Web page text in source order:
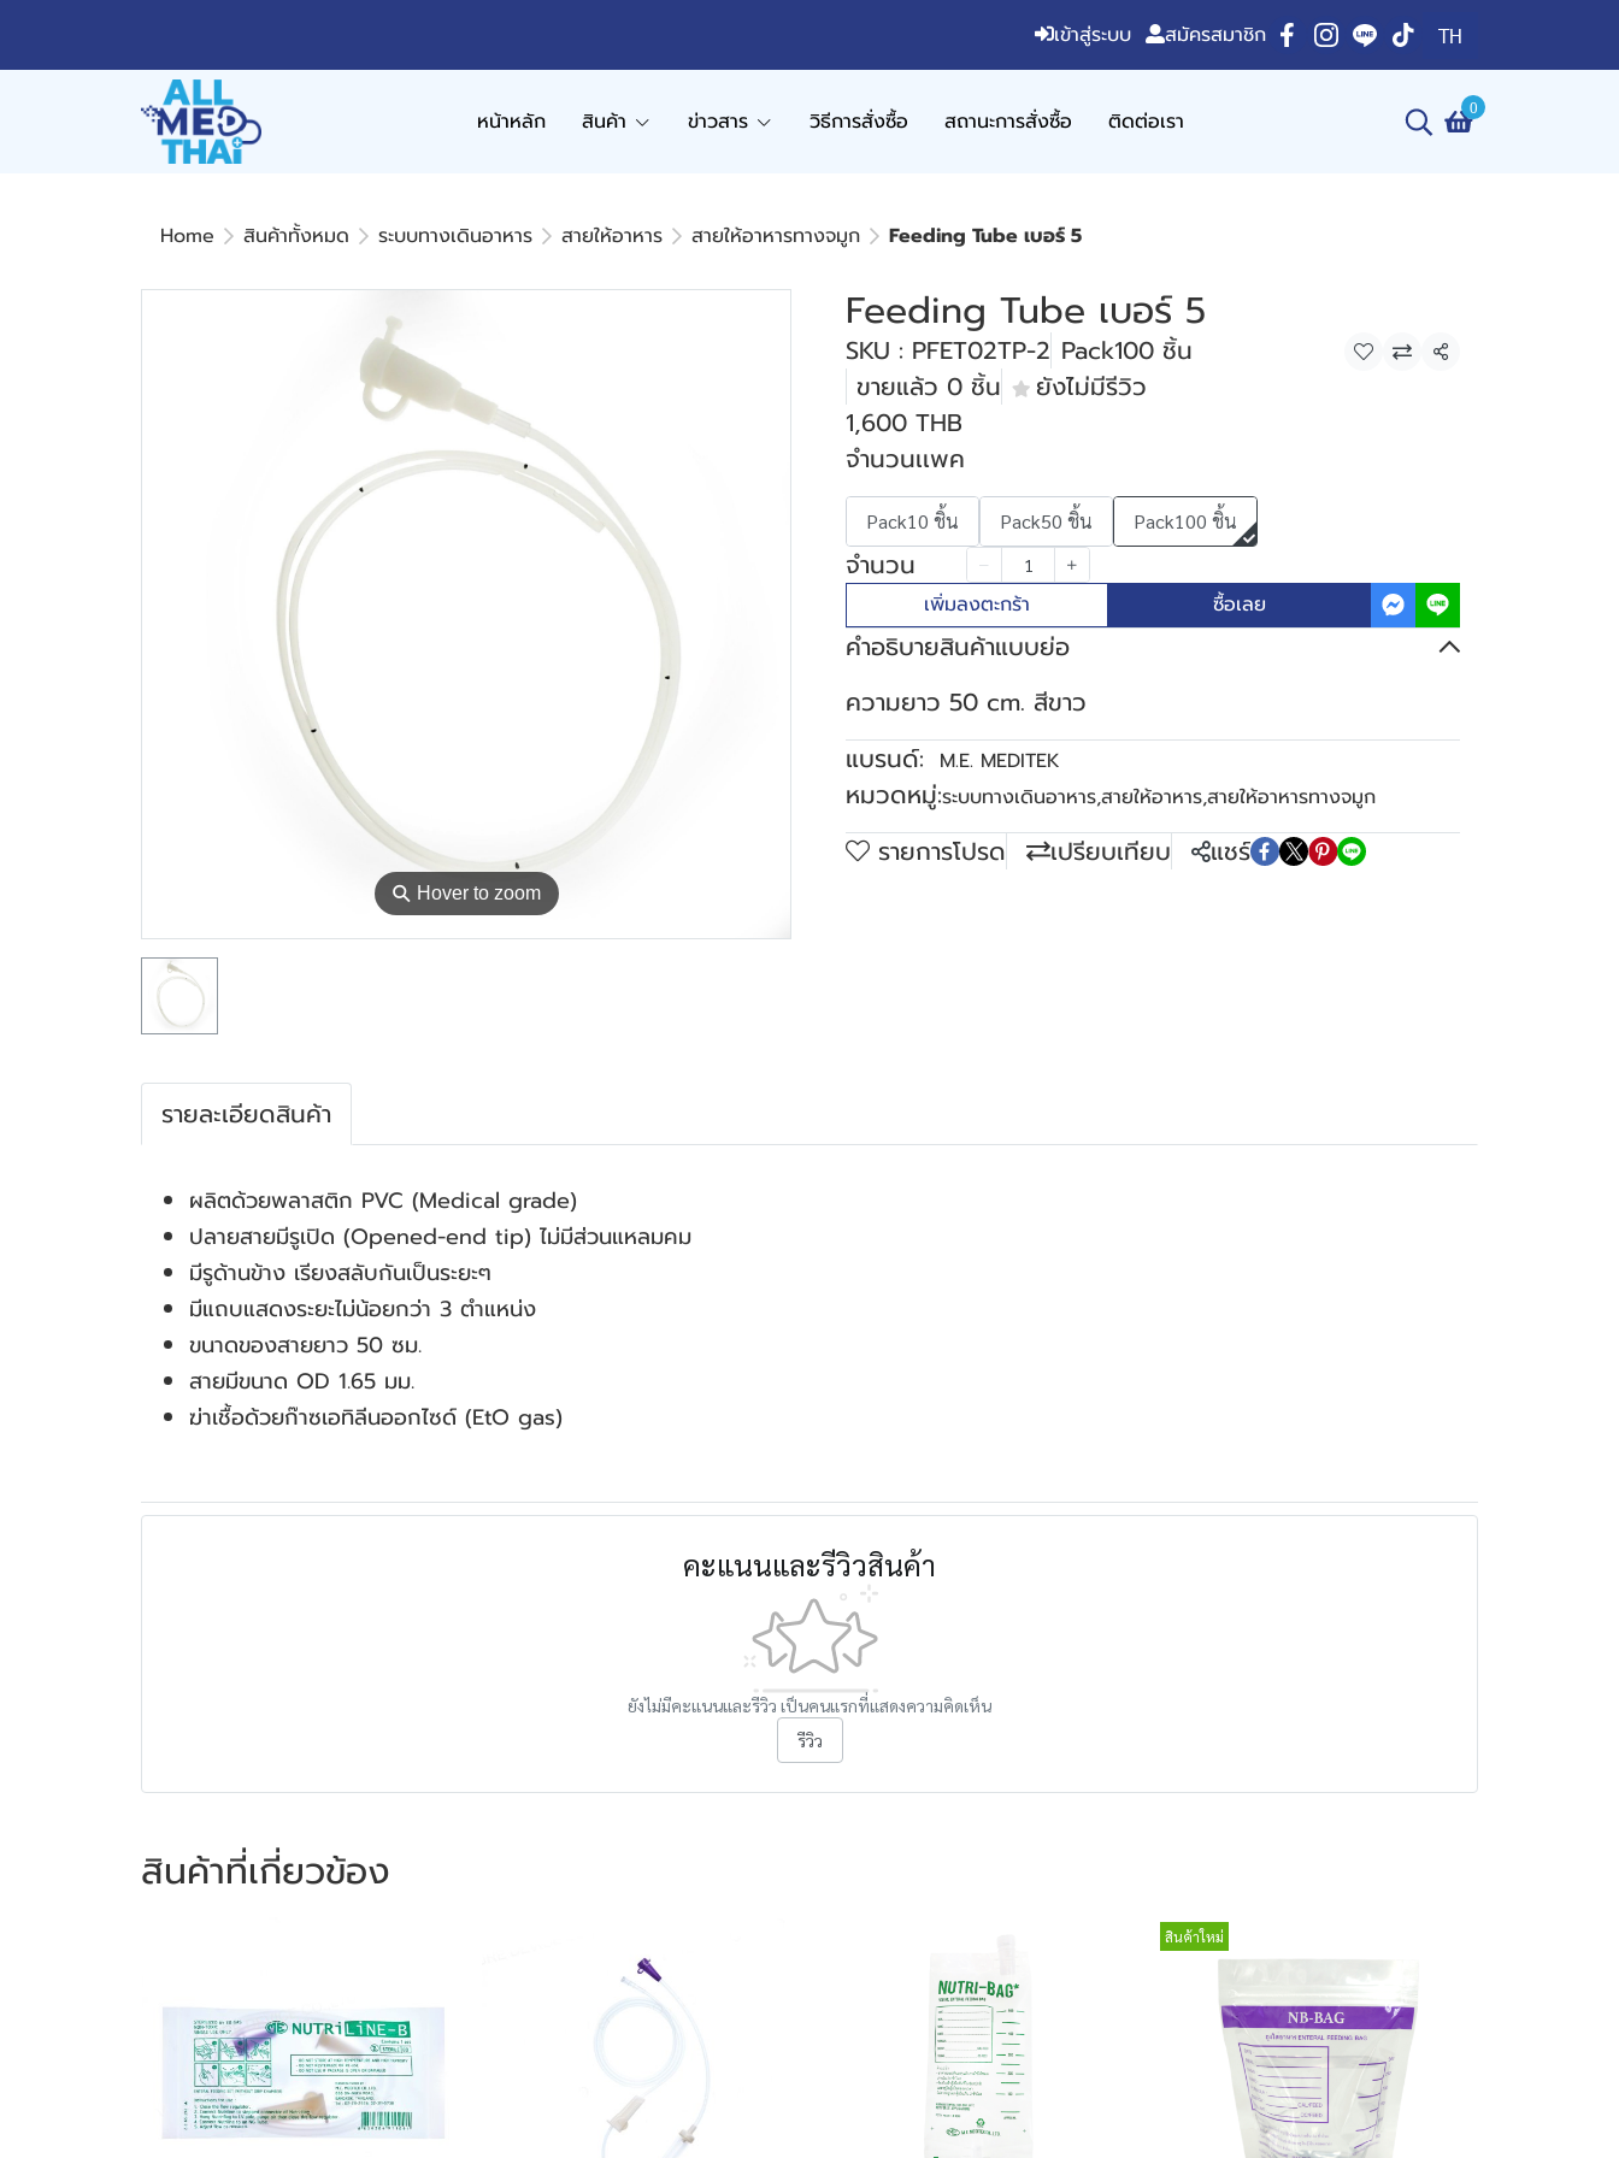
เข้าสู่ระบบ สมัครสมาชิก TH
หน้าหลัก สินค้า ข่าวสาร วิธีการสั่งซื้อ สถานะการสั่งซื้อ ติดต่อเรา 0
Home สินค้าทั้งหมด ระบบทางเดินอาหาร สายให้อาหาร สายให้อาหารทางจมูก Feeding Tube เบอร์ 5
⚲ Hover to zoom
Feeding Tube เบอร์ 5
SKU : PFET02TP-2 Pack100 ชิ้น
ขายแล้ว 0 ชิ้น
ยังไม่มีรีวิว
แชร์
1,600 THB
จำนวนเเพค
Pack10 ชิ้น Pack50 ชิ้น Pack100 ชิ้น
จำนวน
เพิ่มลงตะกร้า ซื้อเลย
คำอธิบายสินค้าแบบย่อ
ความยาว 50 cm. สีขาว
แบรนด์:
M.E. MEDITEK
หมวดหมู่:ระบบทางเดินอาหาร,สายให้อาหาร,สายให้อาหารทางจมูก
รายการโปรด เปรียบเทียบ แชร์
รายละเอียดสินค้า
ผลิตด้วยพลาสติก PVC (Medical grade)
ปลายสายมีรูเปิด (Opened-end tip) ไม่มีส่วนแหลมคม
มีรูด้านข้าง เรียงสลับกันเป็นระยะๆ
มีแถบแสดงระยะไม่น้อยกว่า 3 ตำแหน่ง
ขนาดของสายยาว 50 ซม.
สายมีขนาด OD 1.65 มม.
ฆ่าเชื้อด้วยก๊าซเอทิลีนออกไซด์ (EtO gas)
คะแนนและรีวิวสินค้า
ยังไม่มีคะแนนและรีวิว เป็นคนแรกที่แสดงความคิดเห็น
รีวิว
สินค้าที่เกี่ยวข้อง
สินค้าใหม่